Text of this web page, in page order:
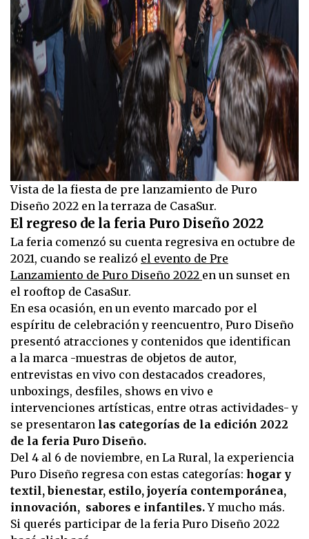
Vista de la fiesta de pre lanzamiento de Puro
Diseño 2022 en la terraza de CasaSur.
El regreso de la feria Puro Diseño 2022
La feria comenzó su cuenta regresiva en octubre de
2021, cuando se realizó el evento de Pre
Lanzamiento de Puro Diseño 2022 en un sunset en
el rooftop de CasaSur.
En esa ocasión, en un evento marcado por el
espíritu de celebración y reencuentro, Puro Diseño
presentó atracciones y contenidos que identifican
a la marca -muestras de objetos de autor,
entrevistas en vivo con destacados creadores,
unboxings, desfiles, shows en vivo e
intervenciones artísticas, entre otras actividades- y
se presentaron las categorías de la edición 2022
de la feria Puro Diseño.
Del 4 al 6 de noviembre, en La Rural, la experiencia
Puro Diseño regresa con estas categorías: hogar y
textil, bienestar, estilo, joyería contemporánea,
innovación, sabores e infantiles.Y mucho más.
Si querés participar de la feria Puro Diseño 2022